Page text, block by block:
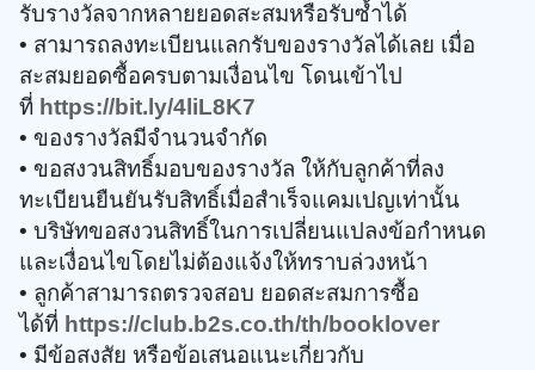
รับรางวัลจากหลายยอดสะสมหรือรับซ้ำได้
• สามารถลงทะเบียนแลกรับของรางวัลได้เลย เมื่อ
สะสมยอดซื้อครบตามเงื่อนไข โดนเข้าไป
ที่ https://bit.ly/4liL8K7
• ของรางวัลมีจำนวนจำกัด
• ขอสงวนสิทธิ์มอบของรางวัล ให้กับลูกค้าที่ลง
ทะเบียนยืนยันรับสิทธิ์เมื่อสำเร็จแคมเปญเท่านั้น ​​
• บริษัทขอสงวนสิทธิ์ในการเปลี่ยนแปลงข้อกำหนด
และเงื่อนไขโดยไม่ต้องแจ้งให้ทราบล่วงหน้า
• ลูกค้าสามารถตรวจสอบ ยอดสะสมการซื้อ
ได้ที่ https://club.b2s.co.th/th/booklover
• มีข้อสงสัย หรือข้อเสนอแนะเกี่ยวกับ